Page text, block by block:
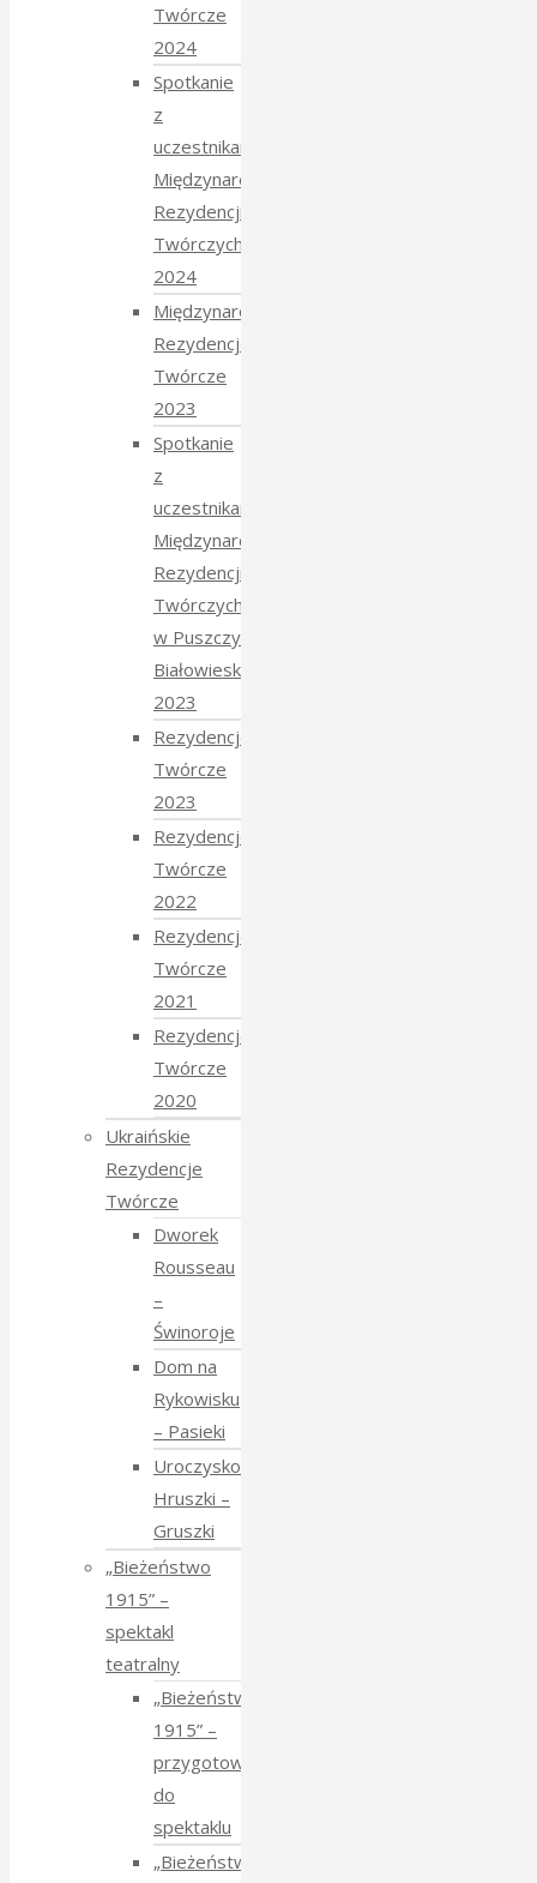
Twórcze
2024
Spotkanie
z
uczestnikami
Międzynarodowych
Rezydencji
Twórczych
2024
Międzynarodowe
Rezydencje
Twórcze
2023
Spotkanie
z
uczestnikami
Międzynarodowych
Rezydencji
Twórczych
w Puszczy
Białowieskiej
2023
Rezydencje
Twórcze
2023
Rezydencje
Twórcze
2022
Rezydencje
Twórcze
2021
Rezydencje
Twórcze
2020
Ukraińskie
Rezydencje
Twórcze
Dworek
Rousseau
–
Świnoroje
Dom na
Rykowisku
– Pasieki
Uroczysko
Hruszki –
Gruszki
„Bieżeństwo
1915” –
spektakl
teatralny
„Bieżeństwo
1915” –
przygotowania
do
spektaklu
„Bieżeństwo